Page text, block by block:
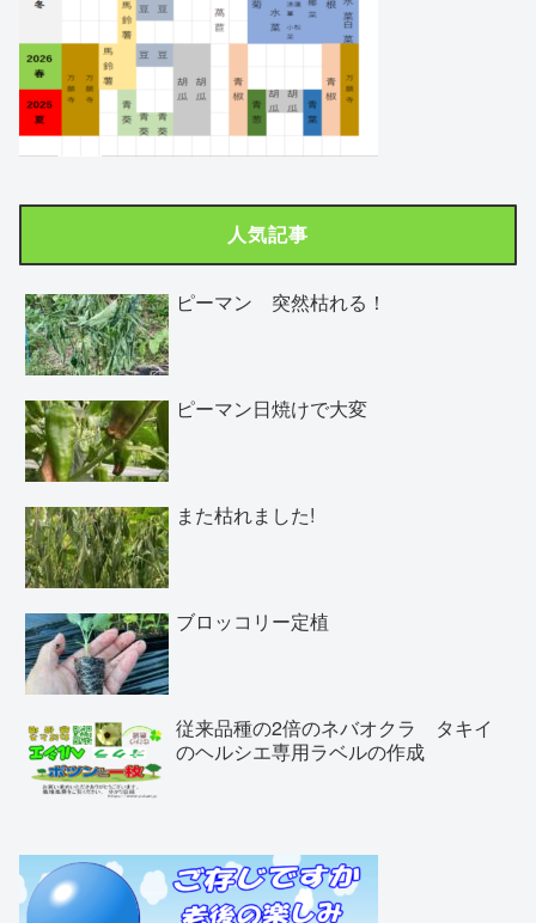
人気記事
ピーマン 突然枯れる！
ピーマン日焼けで大変
また枯れました!
ブロッコリー定植
従来品種の2倍のネバオクラ タキイ
のヘルシエ専用ラベルの作成